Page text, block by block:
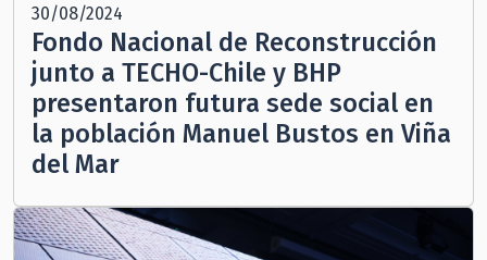
30/08/2024
Fondo Nacional de Reconstrucción
junto a TECHO-Chile y BHP
presentaron futura sede social en
la población Manuel Bustos en Viña
del Mar